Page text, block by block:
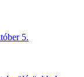
5.